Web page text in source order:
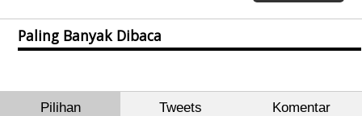
Paling Banyak Dibaca
Pilihan Tweets Komentar